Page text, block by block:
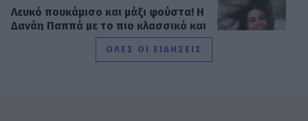
Λευκό πουκάμισο και μάξι φούστα! Η
Δανάη Παππά με το πιο κλασσικό και
αξεπέραστο σύνολο
ΟΛΕΣ ΟΙ ΕΙΔΗΣΕΙΣ